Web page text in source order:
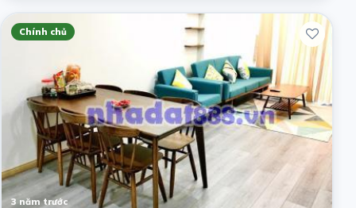
Chính chủ
3 năm trước